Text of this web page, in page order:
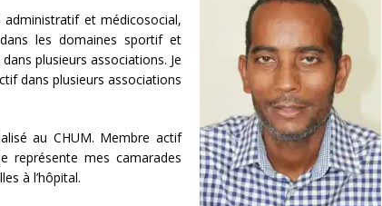
administratif et médicosocial,
les domaines sportif et
plusieurs associations. Je
dans plusieurs associations
au CHUM. Membre actif
représente mes camarades
à l’hôpital.